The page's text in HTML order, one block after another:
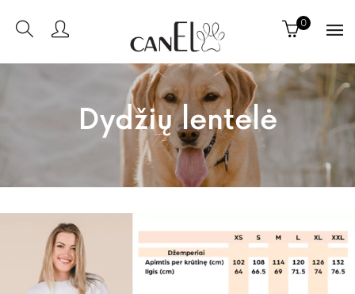
0
Dydžių lentelė